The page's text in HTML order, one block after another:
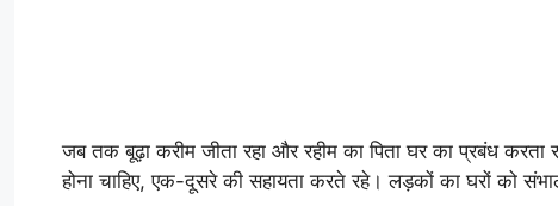
जब तक बूढ़ा करीम जीता रहा और रहीम का पिता घर का प्रबंध
होना चाहिए, एक-दूसरे की सहायता करते रहे। लड़कों का घरों को